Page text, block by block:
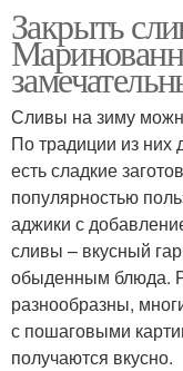
Закрыть
Сливы на зиму
По традиции из них
есть сладкие
популярностью
аджики с
сливы – вкусный
обыденным блюда.
разнообразны,
с пошаговыми
получаются вкусно.